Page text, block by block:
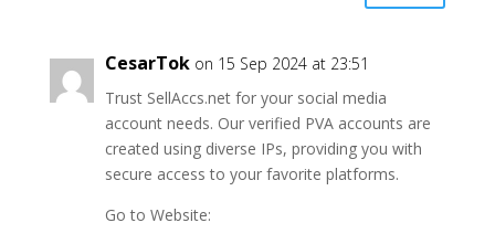
CesarTok on 15 Sep 2024 at 23:51
Trust SellAccs.net for your social media
account needs. Our verified PVA accounts are
created using diverse IPs, providing you with
secure access to your favorite platforms.
Go to Website: